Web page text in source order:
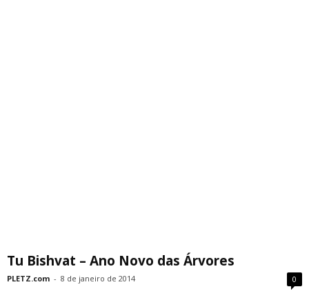
Tu Bishvat – Ano Novo das Árvores
PLETZ.com - 8 de janeiro de 2014 0